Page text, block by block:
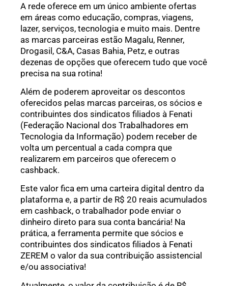
A rede oferece em um único ambiente ofertas
em áreas como educação, compras, viagens,
lazer, serviços, tecnologia e muito mais. Dentre
as marcas parceiras estão Magalu, Renner,
Drogasil, C&A, Casas Bahia, Petz, e outras
dezenas de opções que oferecem tudo que você
precisa na sua rotina!
Além de poderem aproveitar os descontos
oferecidos pelas marcas parceiras, os sócios e
contribuintes dos sindicatos filiados à Fenati
(Federação Nacional dos Trabalhadores em
Tecnologia da Informação) podem receber de
volta um percentual a cada compra que
realizarem em parceiros que oferecem o
cashback.
Este valor fica em uma carteira digital dentro da
plataforma e, a partir de R$ 20 reais acumulados
em cashback, o trabalhador pode enviar o
dinheiro direto para sua conta bancária! Na
prática, a ferramenta permite que sócios e
contribuintes dos sindicatos filiados à Fenati
ZEREM o valor da sua contribuição assistencial
e/ou associativa!